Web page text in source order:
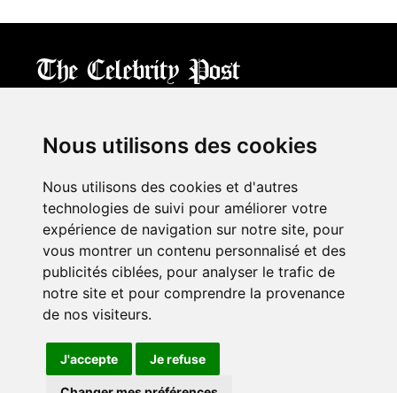
Nous utilisons des cookies
Nous utilisons des cookies et d'autres
technologies de suivi pour améliorer votre
expérience de navigation sur notre site, pour
vous montrer un contenu personnalisé et des
publicités ciblées, pour analyser le trafic de
notre site et pour comprendre la provenance
de nos visiteurs.
J'accepte Je refuse
Terms of Use| Privacy|Cookies Policy (Mes préférences)
À propos
Mentions légales
Contact Us
Follow us on
Watch us on